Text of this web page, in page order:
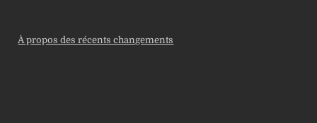
À propos des récents changements